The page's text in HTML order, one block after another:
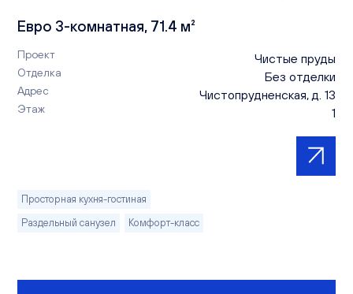
Евро 3-комнатная, 71.4 м²
Проект Чистые пруды
Отделка Без отделки
Адрес Чистопрудненская, д. 13
Этаж 1
Просторная кухня-гостиная
Раздельный санузел
Комфорт-класс